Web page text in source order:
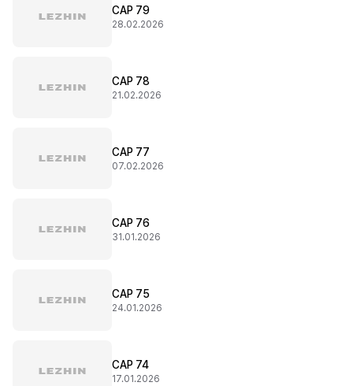
CAP 79
28.02.2026
CAP 78
21.02.2026
CAP 77
07.02.2026
CAP 76
31.01.2026
CAP 75
24.01.2026
CAP 74
17.01.2026